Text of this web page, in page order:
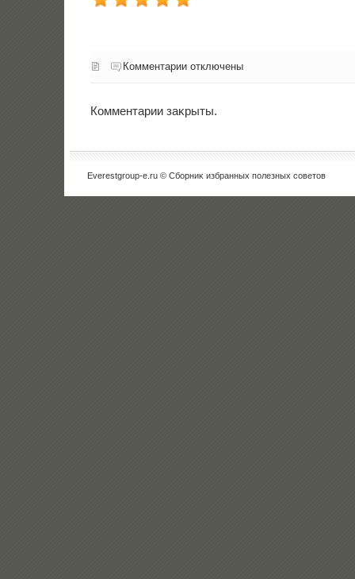
Комментарии отключены
Комментарии заκрыты.
Everestgroup-e.ru © Сборниκ избранных полезных советοв